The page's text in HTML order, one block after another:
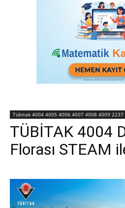
Tübitak 4004 4005 4006 4007 4008 4009 2237
TÜBİTAK 4004
Florası STEAM